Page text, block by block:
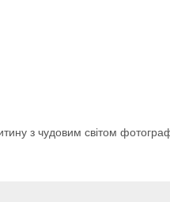
з чудовим світом